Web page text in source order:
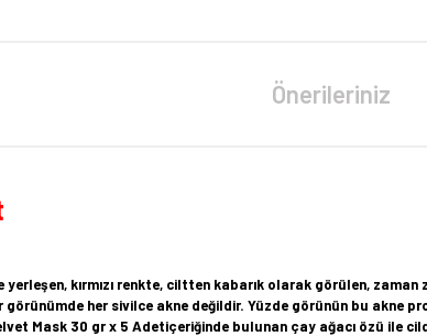
Önerileriniz
kırmızı renkte, ciltten kabarık olarak görülen,
her sivilce akne değildir. Yüzde görünün bu akne
Mask 30 gr x 5 Adetiçeriğinde bulunan çay ağacı özü ile